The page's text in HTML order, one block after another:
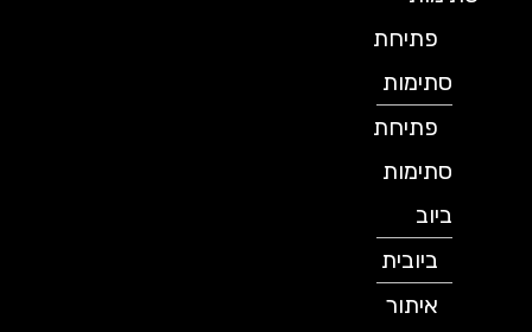
פתיחת
סתימות
פתיחת
סתימות
ביובית
איתור